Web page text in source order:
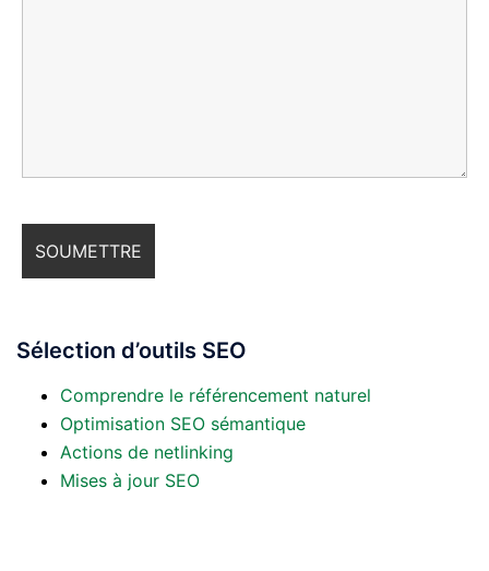
Sélection d’outils SEO
Comprendre le référencement naturel
Optimisation SEO sémantique
Actions de netlinking
Mises à jour SEO